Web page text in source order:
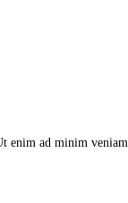
enim ad minim veniam.